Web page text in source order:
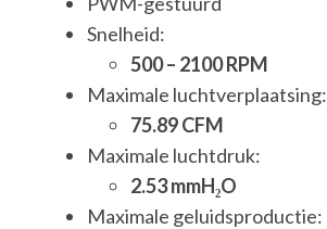
Snelheid:
500 – 2100 RPM
Maximale luchtverplaatsing:
75.89 CFM
Maximale luchtdruk:
2.53 mmH₂O
Maximale geluidsproductie: